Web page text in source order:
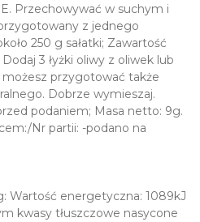
Przechowywać w suchym i
z jednego
250 g sałatki; Zawartość
3 łyżki oliwy z oliwek lub
możesz przygotować także
Dobrze wymieszaj.
podaniem; Masa netto: 9g.
Nr partii: -podano na
Wartość energetyczna: 1089kJ
kwasy tłuszczowe nasycone